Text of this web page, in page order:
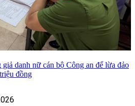
danh nữ cán bộ Công an để lừa đảo
đồng